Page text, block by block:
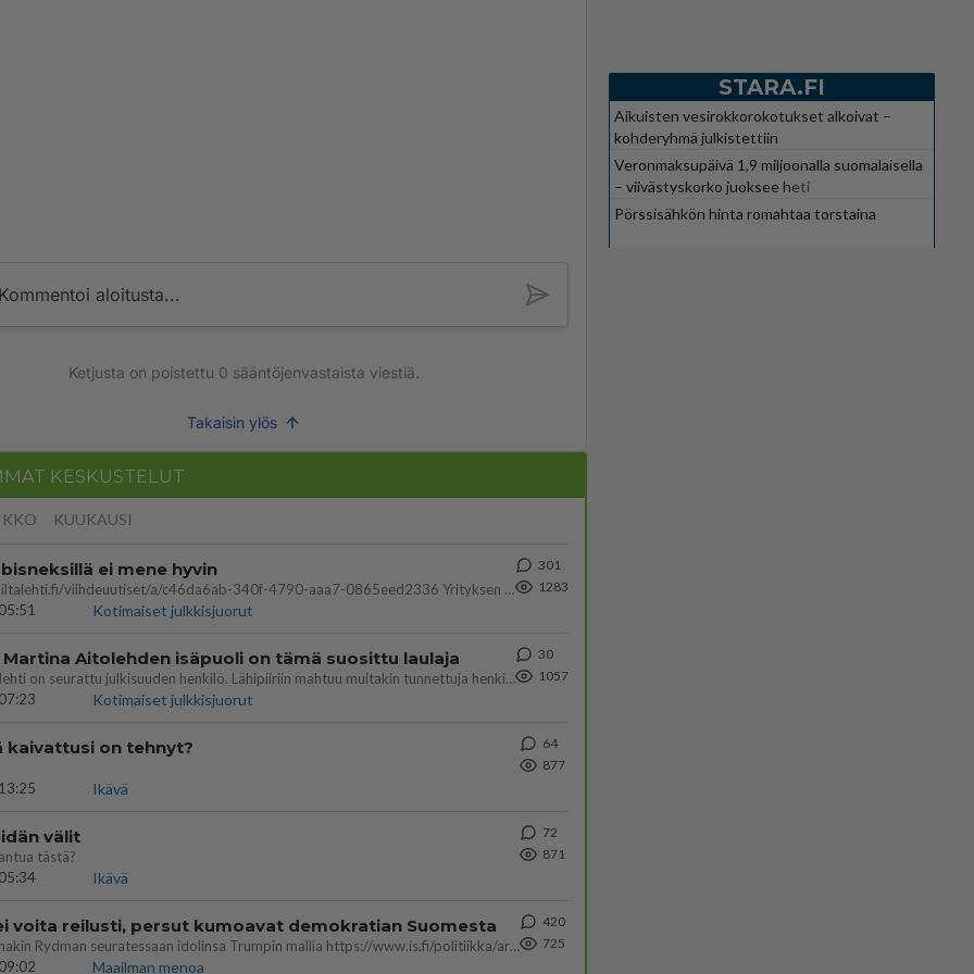
Kommentoi aloitusta...
Ketjusta on poistettu 0 sääntöjenvastaista viestiä.
Takaisin ylös
KESKUSTELUT
KUUKAUSI
ei mene hyvin
https://www.iltalehti.fi/viihdeuutiset/a/c46da6ab-340f-4790-aaa7-0865eed2336 Yrityksen konkurssihakemus on tullut kärä
Kotimaiset julkkisjuorut
301
1283
Aitolehden isäpuoli on tämä suosittu laulaja
Martina Aitolehti on seurattu julkisuuden henkilö. Lähipiiriin mahtuu muitakin tunnettuja henkilöitä. Tiesitkö, että Ma
Kotimaiset julkkisjuorut
30
1057
kaivattusi on tehnyt?
Ikävä
64
877
välit
tästä?
Ikävä
72
871
voita reilusti, persut kumoavat demokratian Suomesta
Näin tekisi ainakin Rydman seuratessaan idolinsa Trumpin mallia https://www.is.fi/politiikka/art-2000012187244.html
Maailman menoa
420
725
STARA.FI
Aikuisten vesirokkorokotukset alkoivat –
kohderyhmä julkistettiin
Veronmaksupäivä 1,9 miljoonalla suomalaisella
– viivästyskorko juoksee heti
Pörssisähkön hinta romahtaa torstaina